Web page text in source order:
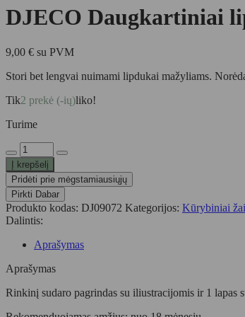
DJECO Daugkartiniai
9,00 € su PVM
Stori bet lengvai nuimami lipdukai mažyliams.
Tik2 prekė (-ių)liko!
Turime
produkto
kiekis:
DJECO
Daugkartiniai
lipdukai
-
Namas
Į krepšelį
Pridėti prie mėgstamiausiųjų
Pirkti Dabar
Produkto kodas: DJ09072 Kategorijos: Kūrybiniai
Dalintis:
Aprašymas
Aprašymas
Rinkinį sudaro pagrindas su iliustracijomis ir 1 lapas